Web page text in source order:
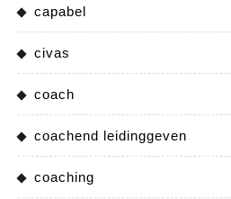
capabel
civas
coach
coachend leidinggeven
coaching